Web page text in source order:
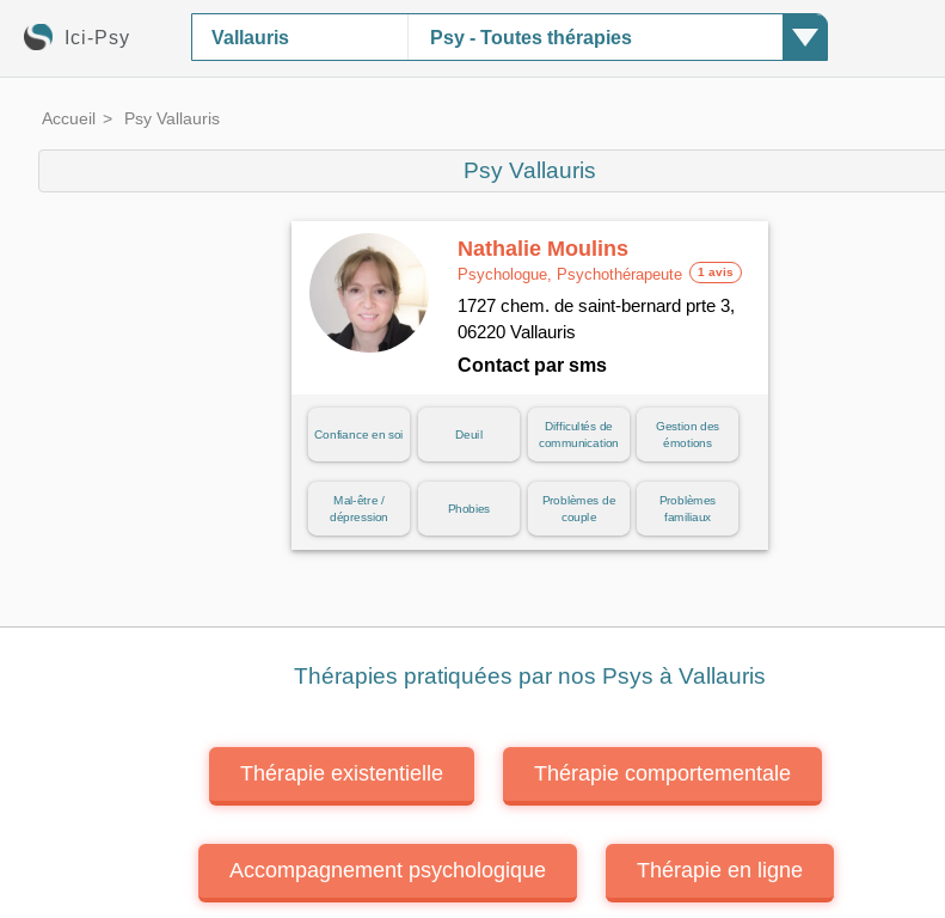
Ici-Psy Psy - Toutes thérapies
Accueil Psy Vallauris
Psy Vallauris
Nathalie Moulins
Psychologue, Psychothérapeute 1 avis
1727 chem. de saint-bernard prte 3,
06220 Vallauris
Contact par sms
Confiance en soi Deuil
Difficultés de
communication
Gestion des
émotions
Mal-être /
dépression
Phobies
Problèmes de
couple
Problèmes
familiaux
alimentaires
psychiques
Thérapies pratiquées par nos Psys à Vallauris
Thérapie existentielle Thérapie comportementale
Accompagnement psychologique Thérapie en ligne